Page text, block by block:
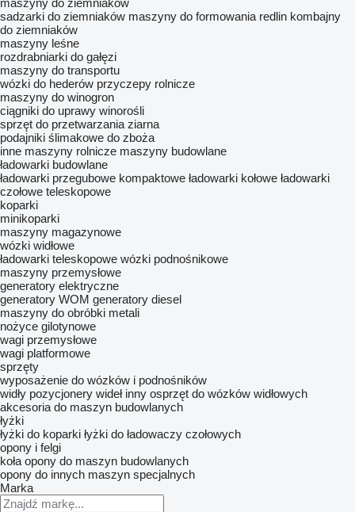
maszyny do ziemniaków
sadzarki do ziemniaków maszyny do formowania redlin kombajny
do ziemniaków
maszyny leśne
rozdrabniarki do gałęzi
maszyny do transportu
wózki do hederów przyczepy rolnicze
maszyny do winogron
ciągniki do uprawy winorośli
sprzęt do przetwarzania ziarna
podajniki ślimakowe do zboża
inne maszyny rolnicze maszyny budowlane
ładowarki budowlane
ładowarki przegubowe kompaktowe ładowarki kołowe ładowarki
czołowe teleskopowe
koparki
minikoparki
maszyny magazynowe
wózki widłowe
ładowarki teleskopowe wózki podnośnikowe
maszyny przemysłowe
generatory elektryczne
generatory WOM generatory diesel
maszyny do obróbki metali
nożyce gilotynowe
wagi przemysłowe
wagi platformowe
sprzęty
wyposażenie do wózków i podnośników
widły pozycjonery wideł inny osprzęt do wózków widłowych
akcesoria do maszyn budowlanych
łyżki
łyżki do koparki łyżki do ładowaczy czołowych
opony i felgi
koła opony do maszyn budowlanych
opony do innych maszyn specjalnych
Marka